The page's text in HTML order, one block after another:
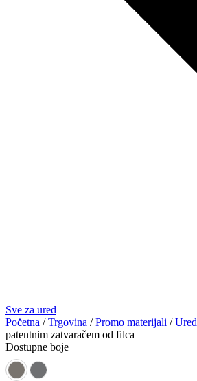
Sve za ured
Početna /Trgovina /Promo materijali /Ured
patentnim zatvaračem od filca
Dostupne boje